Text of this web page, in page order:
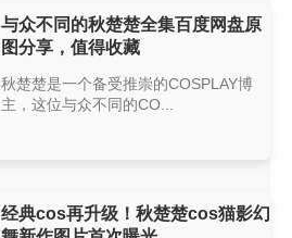
与众不同的秋楚楚全集百度网盘原
图分享，值得收藏
秋楚楚是一个备受推崇的COSPLAY博
主，这位与众不同的CO...
经典cos再升级！秋楚楚cos猫影幻